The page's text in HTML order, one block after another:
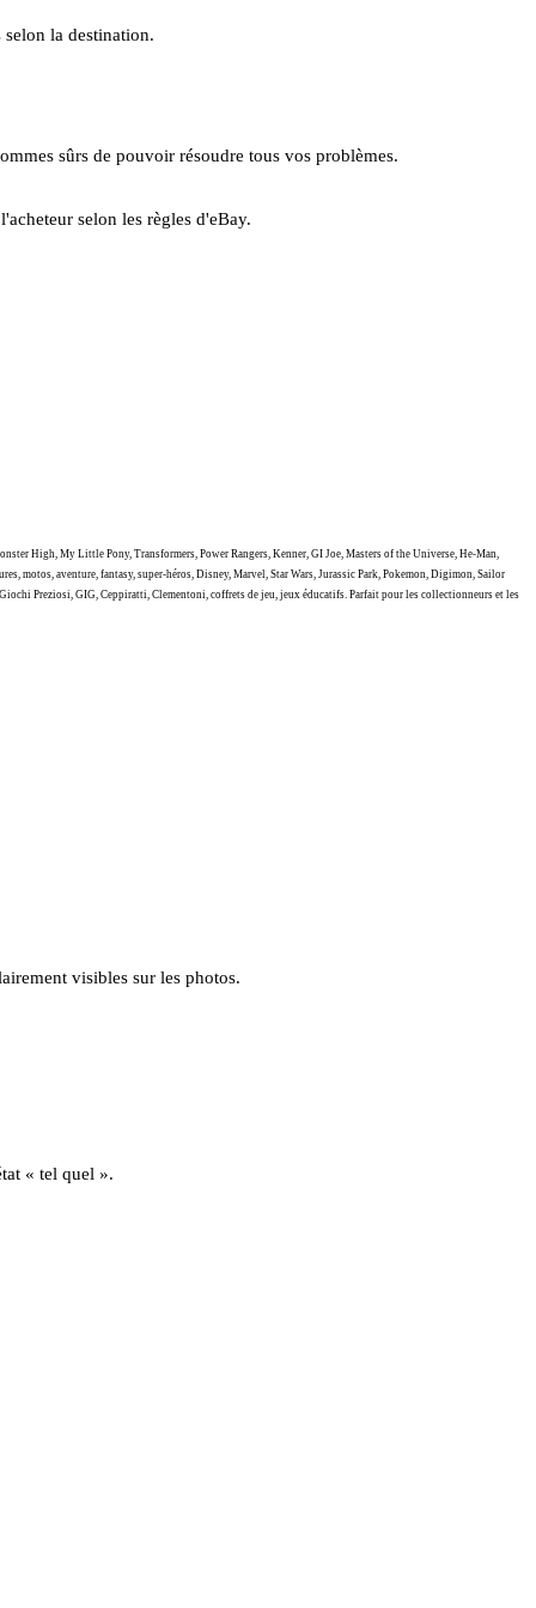
la destination.
sûrs de pouvoir résoudre tous vos problèmes.
selon les règles d'eBay.
High, My Little Pony, Transformers, Power Rangers, Kenner, GI Joe, Masters of the Universe, He-Man,
motos, aventure, fantasy, super-héros, Disney, Marvel, Star Wars, Jurassic Park, Pokemon, Digimon, Sailor
Preziosi, GIG, Ceppiratti, Clementoni, coffrets de jeu, jeux éducatifs. Parfait pour les collectionneurs et les
visibles sur les photos.
« tel quel ».